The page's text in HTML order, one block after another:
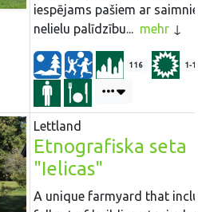
iespējams pašiem ar
nelielu palīdzību... mehr
116 1-
Lettland
Etnografiska seta
"Ielicas"
A unique farmyard that